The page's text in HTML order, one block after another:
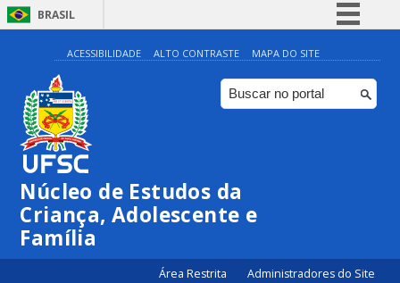
BRASIL
Simplifique!
Comunica BR
Participe
ACESSIBILIDADE ALTO CONTRASTE MAPA DO SITE
Núcleo de Estudos da
Criança, Adolescente e
Família
Área Restrita Administradores do Site